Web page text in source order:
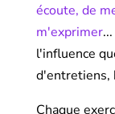
écoute, de
m'exprimer
l'influence
d'entretiens,
Chaque